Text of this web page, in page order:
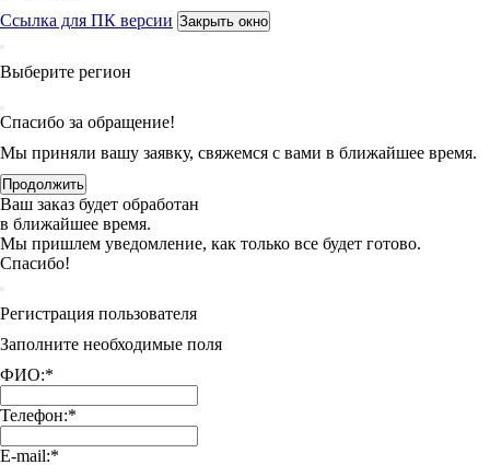
Ссылка для ПК версии Закрыть окно
Выберите регион
Спасибо за обращение!
Мы приняли вашу заявку, свяжемся с вами в ближайшее время.
Продолжить
Ваш заказ будет обработан
в ближайшее время.
Мы пришлем уведомление, как только все будет готово.
Спасибо!
Регистрация пользователя
Заполните необходимые поля
ФИО:*
Телефон:*
E-mail:*